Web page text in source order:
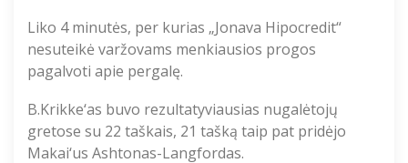
Liko 4 minutės, per kurias „Jonava Hipocredit“
nesuteikė varžovams menkiausios progos
pagalvoti apie pergalę.
B.Krikke‘as buvo rezultatyviausias nugalėtojų
gretose su 22 taškais, 21 tašką taip pat pridėjo
Makai‘us Ashtonas-Langfordas.